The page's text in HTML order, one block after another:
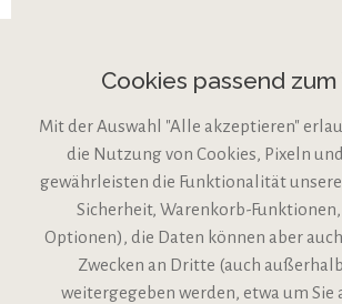
VIPINO Service
Informationen
Cookies passend zum
Mit der Auswahl "Alle akzeptieren"
die Nutzung von Cookies, Pixeln
gewährleisten die Funktionalität
Sicherheit, Warenkorb-
Optionen), die Daten können aber
Zwecken an Dritte (auch außerhalb
weitergegeben werden, etwa um Sie